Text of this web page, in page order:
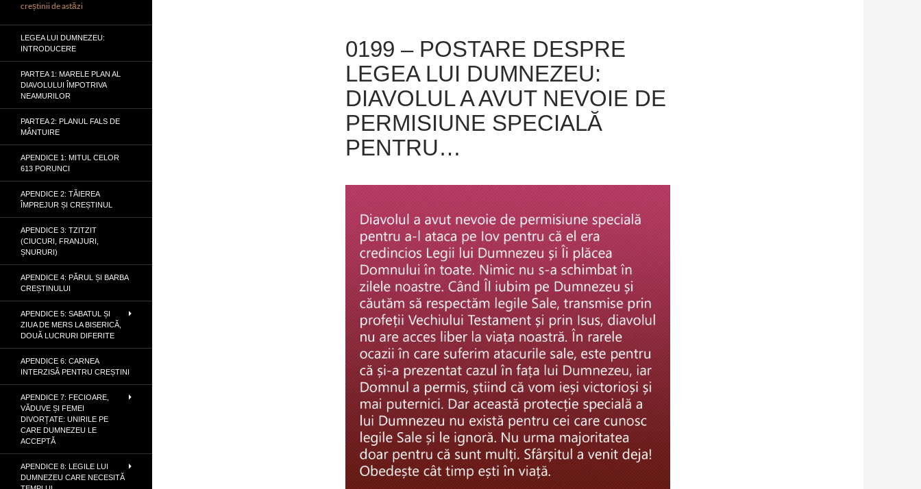
0199 – POSTARE DESPRE
LEGEA LUI DUMNEZEU:
DIAVOLUL A AVUT NEVOIE DE
PERMISIUNE SPECIALĂ
PENTRU…
creștinii de astăzi
LEGEA LUI DUMNEZEU:
INTRODUCERE
PARTEA 1: MARELE PLAN AL
DIAVOLULUI ÎMPOTRIVA
NEAMURILOR
PARTEA 2: PLANUL FALS DE
MÂNTUIRE
APENDICE 1: MITUL CELOR
613 PORUNCI
APENDICE 2: TĂIEREA
ÎMPREJUR ȘI CREȘTINUL
APENDICE 3: TZITZIT
(CIUCURI, FRANJURI,
ȘNURURI)
APENDICE 4: PĂRUL ȘI BARBA
CREȘTINULUI
APENDICE 5: SABATUL ȘI
ZIUA DE MERS LA BISERICĂ,
DOUĂ LUCRURI DIFERITE
APENDICE 6: CARNEA
INTERZISĂ PENTRU CREȘTINI
APENDICE 7: FECIOARE,
VĂDUVE ȘI FEMEI
DIVORȚATE: UNIRILE PE
CARE DUMNEZEU LE
ACCEPTĂ
APENDICE 8: LEGILE LUI
DUMNEZEU CARE NECESITĂ